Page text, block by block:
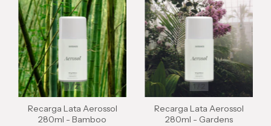
1/2
Recarga Lata Aerossol
280ml - Bamboo
1 2
Recarga Lata Aerossol
280ml - Gardens